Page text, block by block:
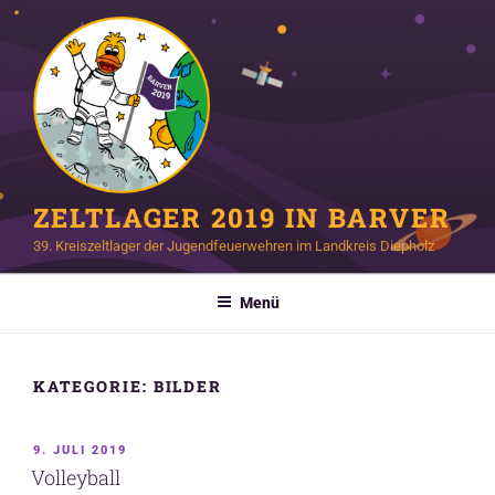
Zum
springen
ZELTLAGER 2019 IN BARVER
39. Kreiszeltlager der Jugendfeuerwehren im Landkreis Diepholz
Menü
KATEGORIE: BILDER
VERÖFFENTLICHT
AM
9. JULI 2019
Volleyball